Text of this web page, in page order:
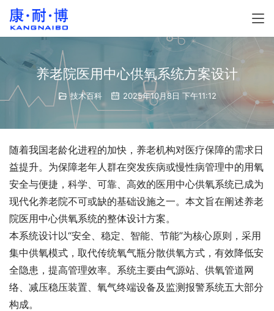
养老院医用中心供氧系统方案设计
技术百科 2025年10月8日 下午11:12
随着我国老龄化进程的加快，养老机构对医疗保障的需求日
益提升。为保障老年人群在突发疾病或慢性病管理中的用氧
安全与便捷，科学、可靠、高效的医用中心供氧系统已成为
现代化养老院不可或缺的基础设施之一。本文旨在阐述养老
院医用中心供氧系统的整体设计方案。
本系统设计以“安全、稳定、智能、节能”为核心原则，采用
集中供氧模式，取代传统氧气瓶分散供氧方式，有效降低安
全隐患，提高管理效率。系统主要由气源站、供氧管道网
络、减压稳压装置、氧气终端设备及监测报警系统五大部分
构成。